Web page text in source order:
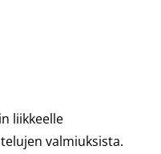
liikkeelle
valmiuksista.